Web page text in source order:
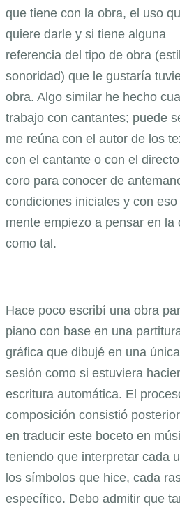
que tiene con la obra, el uso
quiere darle y si tiene alguna
referencia del tipo de obra
sonoridad) que le gustaría
obra. Algo similar he hecho
trabajo con cantantes; puede
me reúna con el autor de los
con el cantante o con el
coro para conocer de
condiciones iniciales y con eso
mente empiezo a pensar en la
como tal.
Hace poco escribí una obra
piano con base en una
gráfica que dibujé en una única
sesión como si estuviera
escritura automática. El
composición consistió
en traducir este boceto en
teniendo que interpretar cada
los símbolos que hice, cada
específico. Debo admitir que